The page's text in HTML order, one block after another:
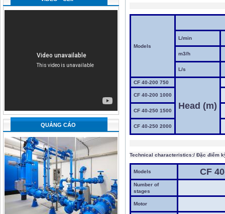
QUẢNG CÁO
Models
L/min
m3/h
L/s
CF 40-200 750
Head (m)
CF 40-200 1000
CF 40-250 1500
CF 40-250 2000
Technical characteristics:/ Đặc điểm
Models CF
Number of
stages
Motor